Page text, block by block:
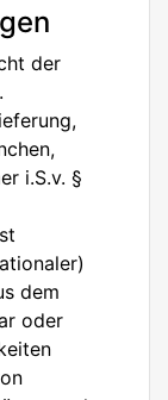
der
i.S.v. §
dem
oder